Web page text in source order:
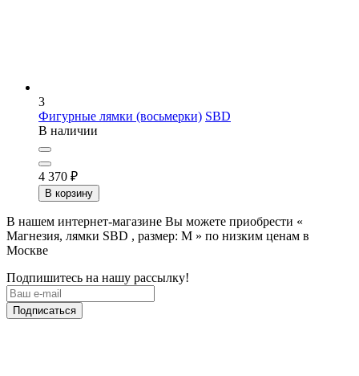
3
Фигурные лямки (восьмерки) SBD
В наличии
4 370 ₽
В корзину
В нашем интернет-магазине Вы можете приобрести «
Магнезия, лямки SBD , размер: M » по низким ценам в
Москве
Подпишитесь на нашу рассылку!
Подписаться